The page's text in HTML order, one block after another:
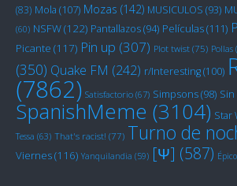
(83) Mola (107) Mozas (142) MUSICULOS (93)
(60) NSFW(122) Pantallazos(94) Películas(111)
Picante (117) Pin up (307) Plot twist (75) Pollas
(350) Quake FM (242) r/Interesting(100)
(7862) Satisfactorio (67) Simpsons(98)
SpanishMeme (3104) Star
Tessa (63) That's racist! (77) Turno de
Viernes(116) Yanquilandia (59) [Ψ] (587) Épico